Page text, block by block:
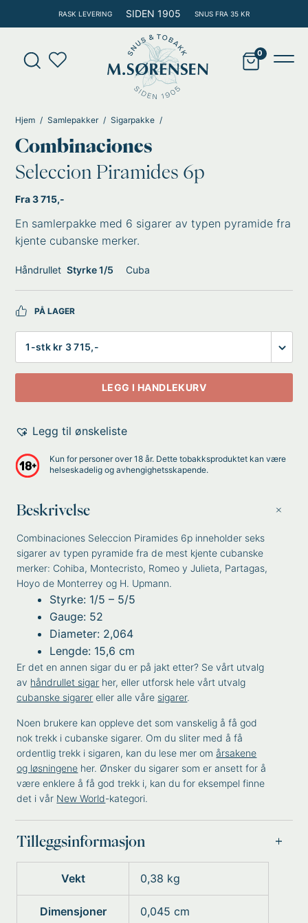
rett
innholdet
RASK LEVERING SIDEN 1905 SNUS FRA 35 KR
Products
search
Hjem Samlepakker Sigarpakke
Combinaciones
Seleccion Piramides 6p
Fra 3 715,-
En samlerpakke med 6 sigarer av typen pyramide fra
kjente cubanske merker.
Håndrullet Styrke 1/5 Cuba
PÅ LAGER
LEGG I HANDLEKURV
Legg til ønskeliste
Kun for personer over 18 år. Dette tobakksproduktet kan være
helseskadelig og avhengighetsskapende.
Beskrivelse
Combinaciones Seleccion Piramides 6p inneholder seks
sigarer av typen pyramide fra de mest kjente cubanske
merker: Cohiba, Montecristo, Romeo y Julieta, Partagas,
Hoyo de Monterrey og H. Upmann.
Styrke: 1/5 – 5/5
Gauge: 52
Diameter: 2,064
Lengde: 15,6 cm
Er det en annen sigar du er på jakt etter? Se vårt utvalg
av håndrullet sigar her, eller utforsk hele vårt utvalg
cubanske sigarer eller alle våre sigarer.
Noen brukere kan oppleve det som vanskelig å få god
nok trekk i cubanske sigarer. Om du sliter med å få
ordentlig trekk i sigaren, kan du lese mer omårsakene
og løsningene her. Ønsker du sigarer som er ansett for å
være enklere å få god trekk i, kan du for eksempel finne
det i vår New World-kategori.
Tilleggsinformasjon
Vekt 0,38 kg
Dimensjoner 0,045 cm